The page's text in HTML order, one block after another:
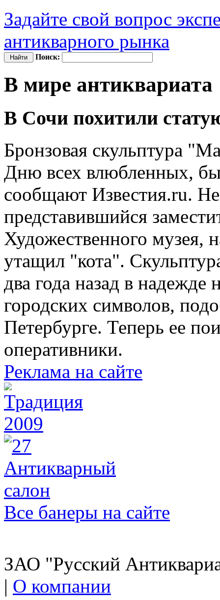
Задайте свой вопрос
антикварного рынка
Поиск:
В мире антиквариата
В Сочи похитили
Бронзовая скульптура
Дню всех влюбленных,
сообщают Известия.ru.
представившийся
Художественного музея,
утащил "кота".
два года назад в надежде
городских символов,
Петербурге. Теперь ее
оперативники.
Реклама на сайте
Все банеры на сайте
ЗАО "Русский
| О компании